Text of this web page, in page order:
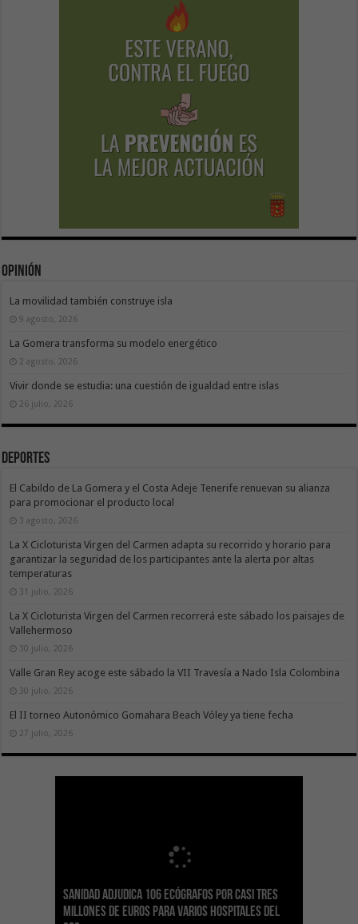
Opinión
La movilidad también construye isla
9 agosto, 2026
La Gomera transforma su modelo energético
2 agosto, 2026
Vivir donde se estudia: una cuestión de igualdad entre islas
26 julio, 2026
Deportes
El Cabildo de La Gomera y el Costa Adeje Tenerife renuevan su alianza
para promocionar el producto local
3 agosto, 2026
La X Cicloturista Virgen del Carmen adapta su recorrido y horario para
garantizar la seguridad de los participantes ante la alerta por altas
temperaturas
31 julio, 2026
La X Cicloturista Virgen del Carmen recorrerá este sábado los paisajes de
Vallehermoso
30 julio, 2026
Valle Gran Rey acoge este sábado la VII Travesía a Nado Isla Colombina
30 julio, 2026
El II torneo Autonómico Gomahara Beach Vóley ya tiene fecha
27 julio, 2026
Sanidad adjudica 106 ecógrafos por casi tres
millones de euros para varios hospitales del
Gesplan logra la máxima puntuación en el
Índice de Transparencia de Canarias por cuarto
El Gobierno canario concede ayudas del
POSEICAN-Pesca al sector por valor de 7,09 M€
Transición Ecológica coordina con Ashotel su
adhesión a la Red de Refugios Climáticos de
Visocan incorpora 170 pisos a su parque de
vivienda protegida en régimen de alquiler
Sanidad refuerza la capacidad diagnóstica de
los centros de salud con el impulso de la